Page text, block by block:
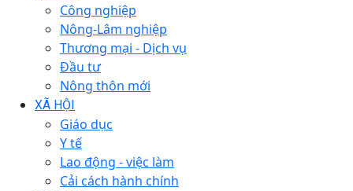
Công nghiệp
Nông-Lâm nghiệp
Thương mại - Dịch vụ
Đầu tư
Nông thôn mới
XÃ HỘI
Giáo dục
Y tế
Lao động - việc làm
Cải cách hành chính